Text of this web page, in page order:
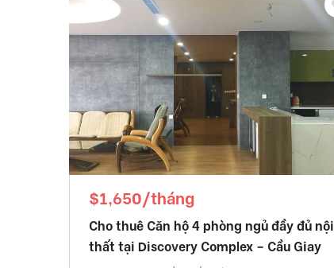
$1,650/tháng
Cho thuê Căn hộ 4 phòng ngủ đầy đủ nội
thất tại Discovery Complex – Cầu Giay